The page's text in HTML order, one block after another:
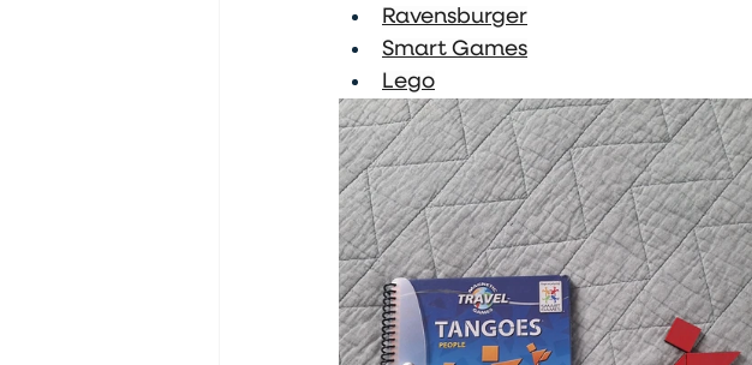
Ravensburger
Smart Games
Lego